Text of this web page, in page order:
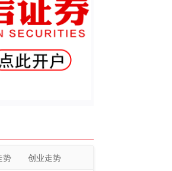
势 创业走势